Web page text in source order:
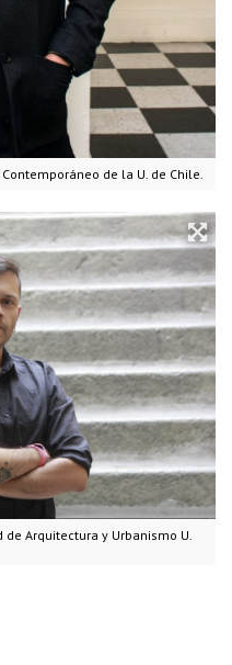
de la U. de Chile.
Arquitectura y Urbanismo U.